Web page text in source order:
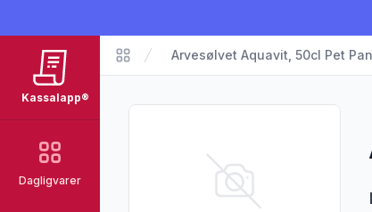
Kassalapp®
Dagligvarer
Matvarer
Arvesølvet Aquavit, 50cl Pet